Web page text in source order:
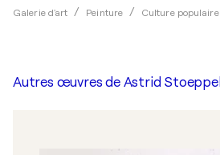
Galerie d'art Peinture Culture populaire
Autres œuvres de Astrid Stoeppel